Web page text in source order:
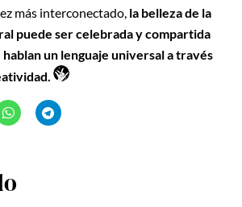
más interconectado, la belleza de la
puede ser celebrada y compartida
un lenguaje universal a través